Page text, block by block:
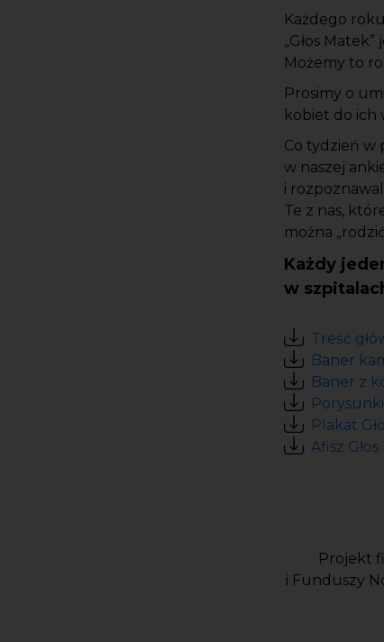
Każdego
„Głos
Możemy to
Prosimy o
kobiet do ich
Co tydzień w
w naszej
i
Te z nas,
można „
Każdy
w
Treść
Baner
Baner z
Plakat
Afisz
Projekt
i Funduszy